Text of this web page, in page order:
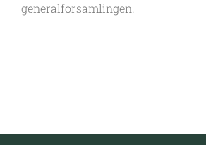
generalforsamlingen.